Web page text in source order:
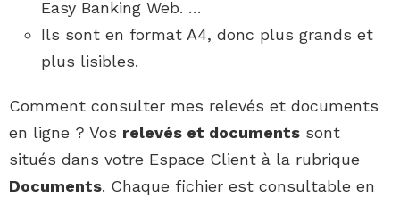
Easy Banking Web. …
Ils sont en format A4, donc plus grands et
plus lisibles.
Comment consulter mes relevés et documents
en ligne ? Vos relevés et documents sont
situés dans votre Espace Client à la rubrique
Documents. Chaque fichier est consultable en